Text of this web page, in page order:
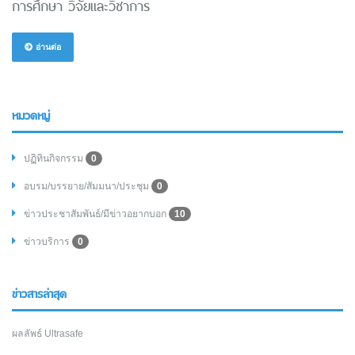
การศึกษา วิจัยและวิชาการ
อ่านต่อ
หมวดหมู่
ปฏิทินกิจกรรม 0
อบรม/บรรยาย/สัมมนา/ประชุม 0
ข่าวประชาสัมพันธ์/มีข่าวอยากบอก 10
ข่าวบริการ 0
ข่าวสารล่าสุด
ผลลัพธ์ Ultrasafe